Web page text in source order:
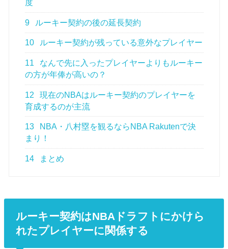
度
9 ルーキー契約の後の延長契約
10 ルーキー契約が残っている意外なプレイヤー
11
なんで先に入ったプレイヤーよりもルーキー
の方が年俸が高いの？
12
現在のNBAはルーキー契約のプレイヤーを
育成するのが主流
13
NBA・八村塁を観るならNBA Rakutenで決
まり！
14 まとめ
ルーキー契約はNBAドラフトにかけら
れたプレイヤーに関係する